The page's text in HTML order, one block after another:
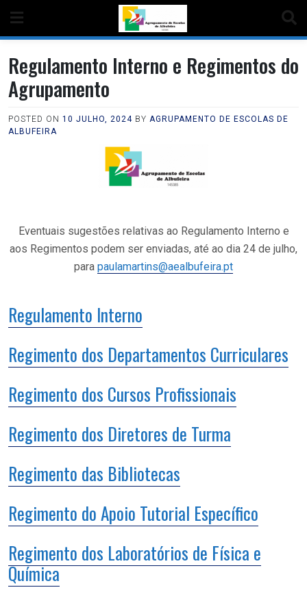
Regulamento Interno e Regimentos do
Agrupamento
POSTED ON 10 JULHO, 2024 BY AGRUPAMENTO DE ESCOLAS DE
ALBUFEIRA
Eventuais sugestões relativas ao Regulamento Interno e
aos Regimentos podem ser enviadas, até ao dia 24 de julho,
para paulamartins@aealbufeira.pt
Regulamento Interno
Regimento dos Departamentos Curriculares
Regimento dos Cursos Profissionais
Regimento dos Diretores de Turma
Regimento das Bibliotecas
Regimento do Apoio Tutorial Específico
Regimento dos Laboratórios de Física e
Química